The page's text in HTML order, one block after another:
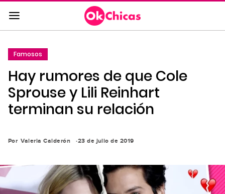
Saltar
al
contenido
a
la
navegación
principal
Famosos
Hay rumores de que Cole
Sprouse y Lili Reinhart
terminan su relación
Por Valeria Calderón 23 de julio de 2019